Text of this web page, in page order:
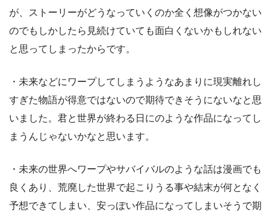
が、ストーリーがどうなっていくのか全く想像がつかない
のでもしかしたら見続けていても面白くないかもしれない
と思ってしまったからです。
・未来などにワープしてしまうようなあまりに現実離れし
すぎた物語が得意ではないので期待できそうにないなと思
いました。君と世界が終わる日にのような作品になってし
まうんじゃないかなと思います。
・未来の世界へワープやサバイバルのような話は漫画でも
良くあり、荒廃した世界で起こりうる事や結末が何となく
予想できてしまい、安っぽい作品になってしまいそうで期